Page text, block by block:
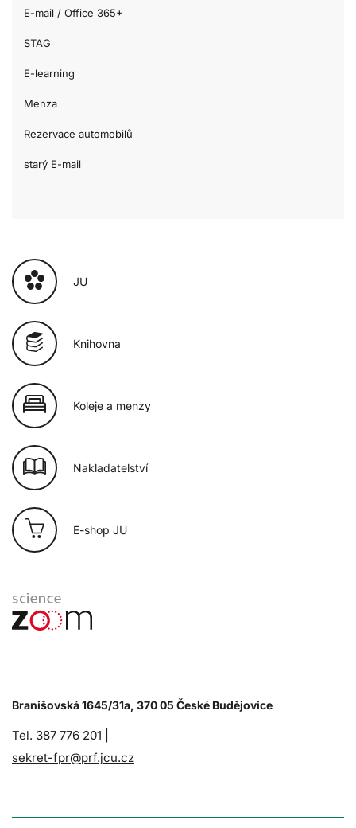
E-mail / Office 365+
STAG
E-learning
Menza
Rezervace automobilů
starý E-mail
JU
Knihovna
Koleje a menzy
Nakladatelství
E-shop JU
Branišovská 1645/31a, 370 05 České Budějovice
Tel. 387 776 201 |
sekret-fpr@prf.jcu.cz